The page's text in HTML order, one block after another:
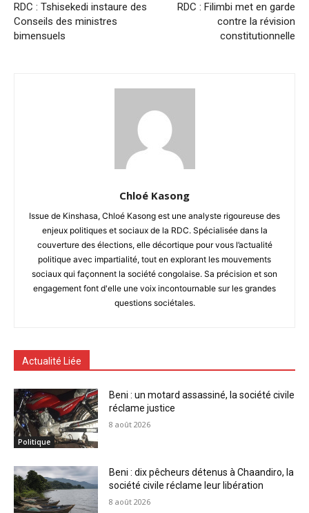
RDC : Tshisekedi instaure des
Conseils des ministres
bimensuels
RDC : Filimbi met en garde
contre la révision
constitutionnelle
Chloé Kasong
Issue de Kinshasa, Chloé Kasong est une analyste rigoureuse des
enjeux politiques et sociaux de la RDC. Spécialisée dans la
couverture des élections, elle décortique pour vous l’actualité
politique avec impartialité, tout en explorant les mouvements
sociaux qui façonnent la société congolaise. Sa précision et son
engagement font d'elle une voix incontournable sur les grandes
questions sociétales.
Actualité Liée
Politique
Beni : un motard assassiné, la société civile
réclame justice
8 août 2026
Beni : dix pêcheurs détenus à Chaandiro, la
société civile réclame leur libération
8 août 2026